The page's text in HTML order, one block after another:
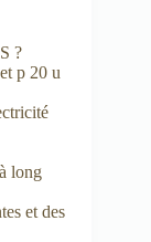
?
p 20 u
long
et des